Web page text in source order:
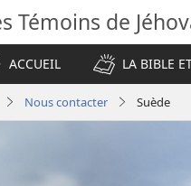
Témoins de
ACCUEIL LA BIBLE
Nous contacter Suède